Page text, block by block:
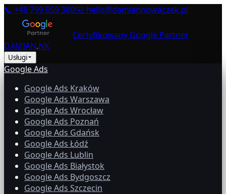
📞 +48 799 059 380✉️ hello@damiannowaczek.pl
Certyfikowany Google Partner
DAMIAN.NK
Usługi
Google Ads
Google Ads Kraków
Google Ads Warszawa
Google Ads Wrocław
Google Ads Poznań
Google Ads Gdańsk
Google Ads Łódź
Google Ads Lublin
Google Ads Białystok
Google Ads Bydgoszcz
Google Ads Szczecin